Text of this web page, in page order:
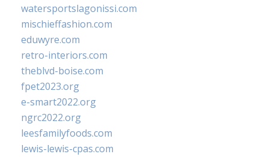
watersportslagonissi.com
mischieffashion.com
eduwyre.com
retro-interiors.com
theblvd-boise.com
fpet2023.org
e-smart2022.org
ngrc2022.org
leesfamilyfoods.com
lewis-lewis-cpas.com